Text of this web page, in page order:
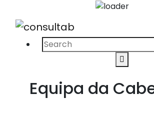
Procurar
Equipa da